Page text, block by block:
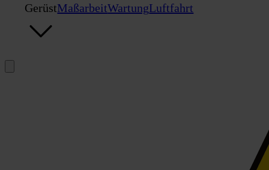
GerüstMaßarbeitWartungLuftfahrt